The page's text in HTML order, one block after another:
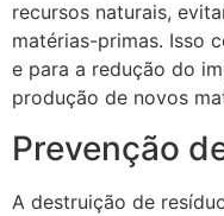
recursos naturais,
matérias-primas. Isso
e para a redução do
produção de novos
Prevenção
A destruição de